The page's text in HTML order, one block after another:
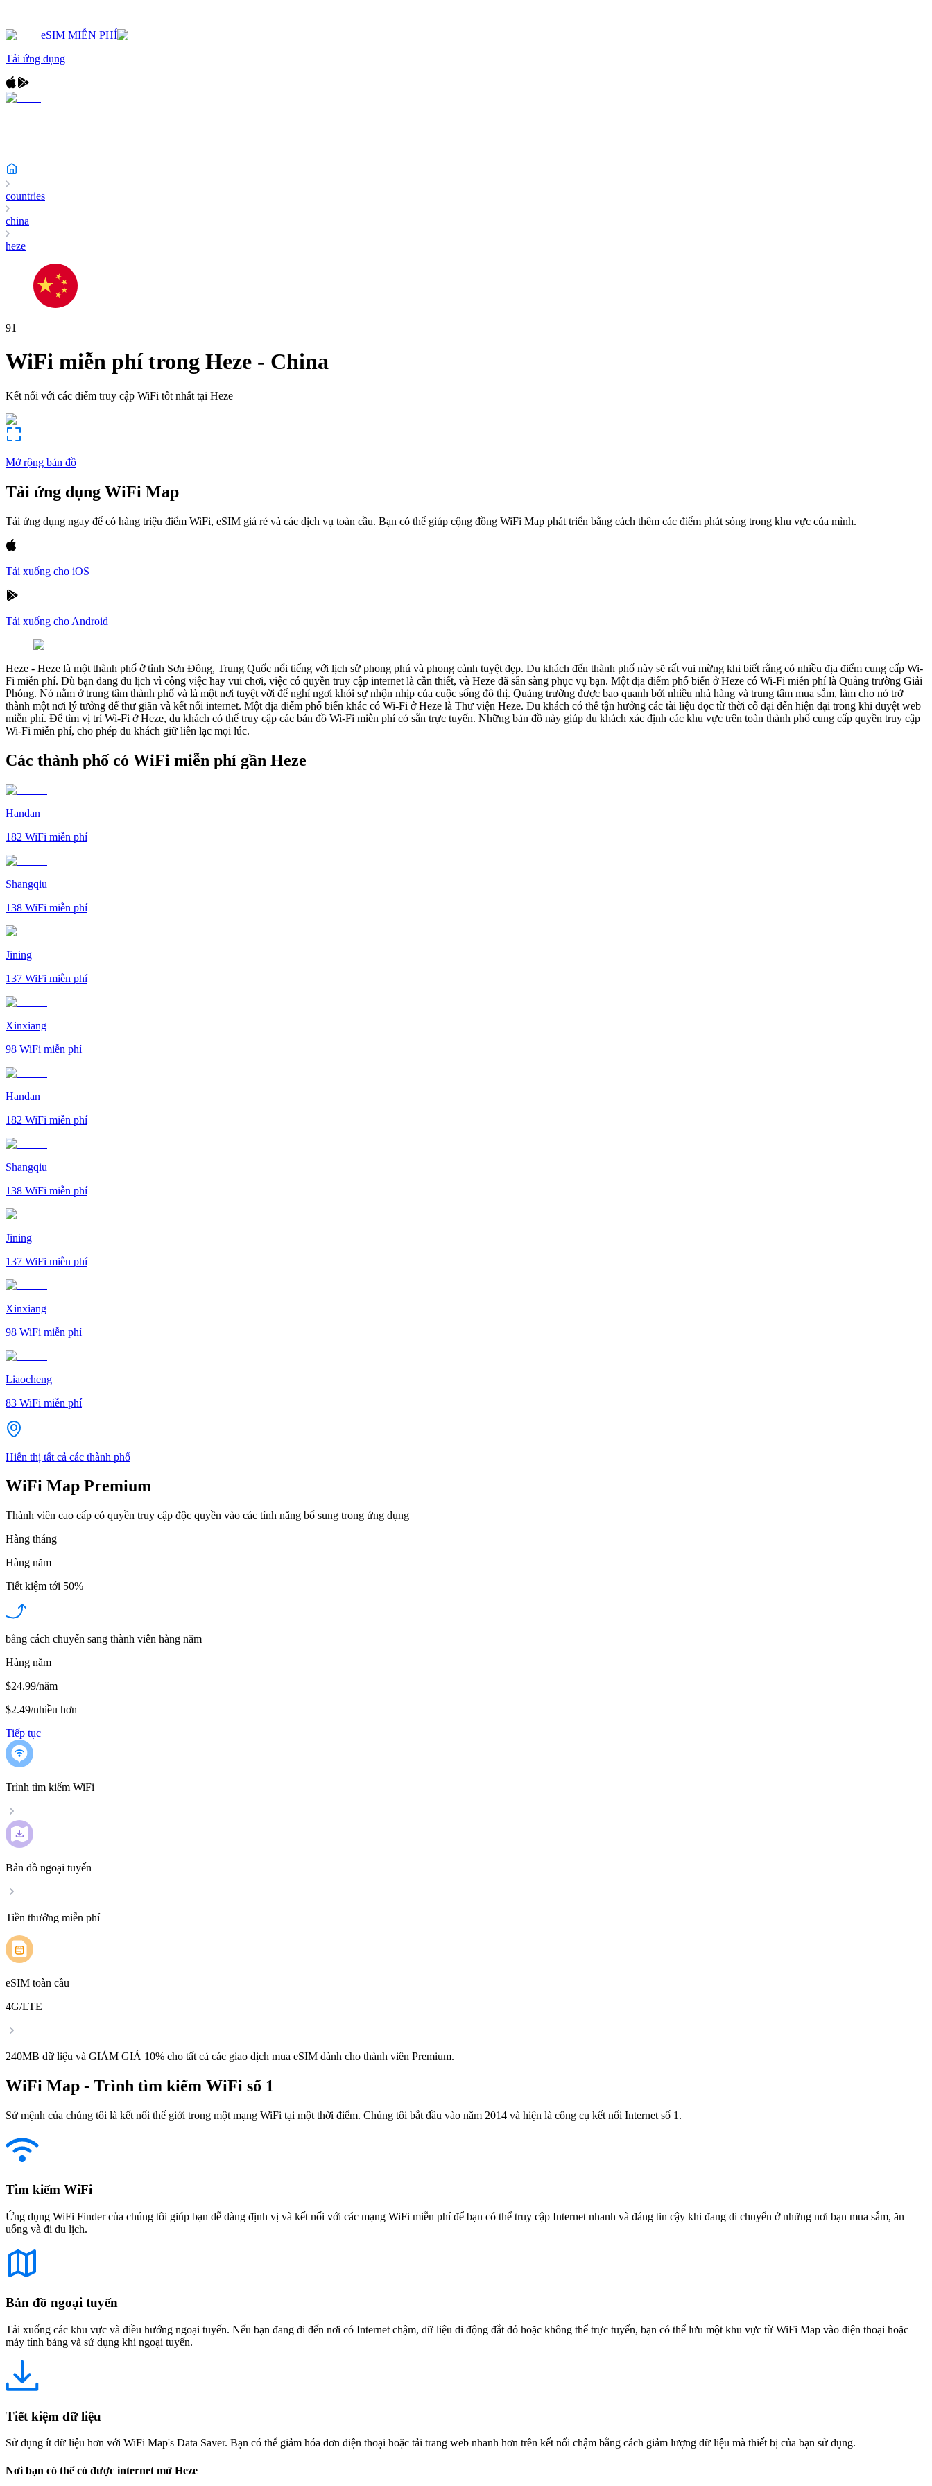
eSIM MIỄN PHÍ
Tải ứng dụng
countries
china
heze
91
WiFi miễn phí trong Heze - China
Kết nối với các điểm truy cập WiFi tốt nhất tại Heze
Mở rộng bản đồ
Tải ứng dụng WiFi Map
Tải ứng dụng ngay để có hàng triệu điểm WiFi, eSIM giá rẻ và các dịch vụ toàn cầu. Bạn có thể giúp cộng đồng WiFi Map phát triển bằng cách thêm các điểm phát sóng trong khu vực của mình.
Tải xuống cho iOS
Tải xuống cho Android
Heze - Heze là một thành phố ở tỉnh Sơn Đông, Trung Quốc nổi tiếng với lịch sử phong phú và phong cảnh tuyệt đẹp. Du khách đến thành phố này sẽ rất vui mừng khi biết rằng có nhiều địa điểm cung cấp Wi-
Fi miễn phí. Dù bạn đang du lịch vì công việc hay vui chơi, việc có quyền truy cập internet là cần thiết, và Heze đã sẵn sàng phục vụ bạn. Một địa điểm phổ biến ở Heze có Wi-Fi miễn phí là Quảng trường Giải
Phóng. Nó nằm ở trung tâm thành phố và là một nơi tuyệt vời để nghỉ ngơi khỏi sự nhộn nhịp của cuộc sống đô thị. Quảng trường được bao quanh bởi nhiều nhà hàng và trung tâm mua sắm, làm cho nó trở
thành một nơi lý tưởng để thư giãn và kết nối internet. Một địa điểm phổ biến khác có Wi-Fi ở Heze là Thư viện Heze. Du khách có thể tận hưởng các tài liệu đọc từ thời cổ đại đến hiện đại trong khi duyệt web
miễn phí. Để tìm vị trí Wi-Fi ở Heze, du khách có thể truy cập các bản đồ Wi-Fi miễn phí có sẵn trực tuyến. Những bản đồ này giúp du khách xác định các khu vực trên toàn thành phố cung cấp quyền truy cập
Wi-Fi miễn phí, cho phép du khách giữ liên lạc mọi lúc.
Các thành phố có WiFi miễn phí gần Heze
Handan
182 WiFi miễn phí
Shangqiu
138 WiFi miễn phí
Jining
137 WiFi miễn phí
Xinxiang
98 WiFi miễn phí
Handan
182 WiFi miễn phí
Shangqiu
138 WiFi miễn phí
Jining
137 WiFi miễn phí
Xinxiang
98 WiFi miễn phí
Liaocheng
83 WiFi miễn phí
Hiển thị tất cả các thành phố
WiFi Map Premium
Thành viên cao cấp có quyền truy cập độc quyền vào các tính năng bổ sung trong ứng dụng
Hàng tháng
Hàng năm
Tiết kiệm tới 50%
bằng cách chuyển sang thành viên hàng năm
Hàng năm
$24.99/năm
$2.49/nhiều hơn
Tiếp tục
Trình tìm kiếm WiFi
Bản đồ ngoại tuyến
Tiền thưởng miễn phí
eSIM toàn cầu
4G/LTE
240MB dữ liệu và GIẢM GIÁ 10% cho tất cả các giao dịch mua eSIM dành cho thành viên Premium.
WiFi Map - Trình tìm kiếm WiFi số 1
Sứ mệnh của chúng tôi là kết nối thế giới trong một mạng WiFi tại một thời điểm. Chúng tôi bắt đầu vào năm 2014 và hiện là công cụ kết nối Internet số 1.
Tìm kiếm WiFi
Ứng dụng WiFi Finder của chúng tôi giúp bạn dễ dàng định vị và kết nối với các mạng WiFi miễn phí để bạn có thể truy cập Internet nhanh và đáng tin cậy khi đang di chuyển ở những nơi bạn mua sắm, ăn
uống và đi du lịch.
Bản đồ ngoại tuyến
Tải xuống các khu vực và điều hướng ngoại tuyến. Nếu bạn đang đi đến nơi có Internet chậm, dữ liệu di động đắt đỏ hoặc không thể trực tuyến, bạn có thể lưu một khu vực từ WiFi Map vào điện thoại hoặc
máy tính bảng và sử dụng khi ngoại tuyến.
Tiết kiệm dữ liệu
Sử dụng ít dữ liệu hơn với WiFi Map's Data Saver. Bạn có thể giảm hóa đơn điện thoại hoặc tải trang web nhanh hơn trên kết nối chậm bằng cách giảm lượng dữ liệu mà thiết bị của bạn sử dụng.
Nơi bạn có thể có được internet mở Heze